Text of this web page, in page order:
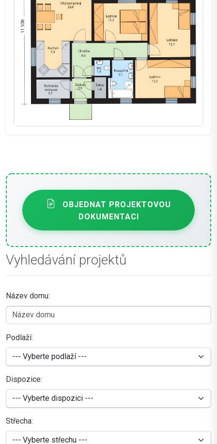
OBJEDNAT PROJEKTOVOU
DOKUMENTACI
Vyhledávání projektů
Název domu:
Podlaží:
Dispozice:
Střecha: